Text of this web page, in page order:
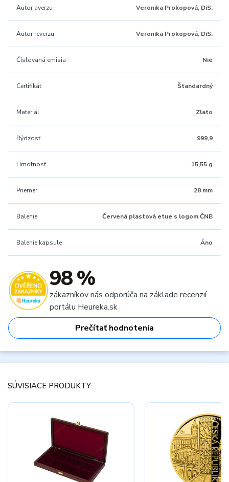
Autor averzu Veronika Prokopová, DiS.
Autor reverzu Veronika Prokopová, DiS.
Číslovaná emisia Nie
Certifikát Štandardný
Materiál Zlato
Rýdzosť 999,9
Hmotnosť 15,55 g
Priemer 28 mm
Balenie Červená plastová etue s logom ČNB
Balenie kapsule Áno
98 %
zákazníkov nás odporúča na základe recenzií
portálu Heureka.sk
Prečítať hodnotenia
SÚVISIACE PRODUKTY